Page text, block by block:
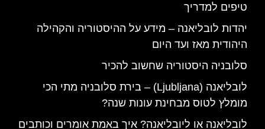
טיפים למדריך
יהדות לובליאנה – מידע על ההיסטוריה והקהילה
היהודית מאז ועד היום
סלובניה היסטוריה שחשוב להכיר
לובליאנה (Ljubljana) – בירת סלובניה מתי הכי
מומלץ לטוס מבחינת עונות שנה?
לובליאנה או ליובליאנה? איך באמת אומרים וכותבים